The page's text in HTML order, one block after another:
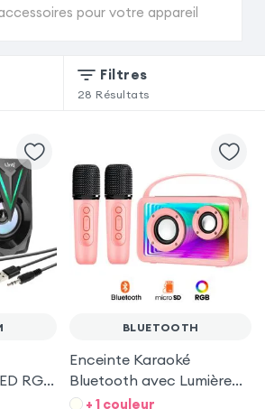
pour votre appareil
Filtres
28 Résultats
RGB
BLUETOOTH
Enceinte Karaoké
Bluetooth avec Lumière
RGB Multicolore et 2
+ 1 couleur